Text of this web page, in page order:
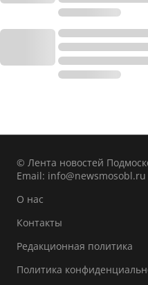
© Лента новостей
Email: info@newsmosobl.ru
О нас
Контакты
Редакционная политика
Политика